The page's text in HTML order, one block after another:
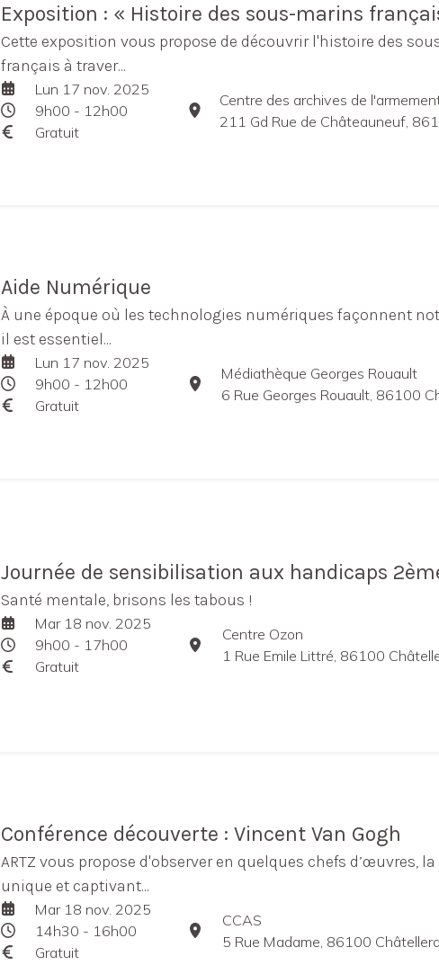
Exposition : « Histoire des sous-marins
Cette exposition vous propose de découvrir l'histoire des
français à traver...
Lun 17 nov. 2025
9h00 - 12h00
Gratuit
211 Gd Rue de Châteauneuf, 86100
Aide Numérique
À une époque où les technologies numériques façonnent
il est essentiel...
Lun 17 nov. 2025
9h00 - 12h00
Gratuit
Médiathèque Georges Rouault
6 Rue Georges Rouault, 86100
Journée de sensibilisation aux handicaps
Santé mentale, brisons les tabous !
Mar 18 nov. 2025
9h00 - 17h00
Gratuit
Centre Ozon
1 Rue Emile Littré, 86100
Conférence découverte : Vincent Van Gogh
ARTZ vous propose d'observer en quelques chefs d’œuvres,
unique et captivant...
Mar 18 nov. 2025
14h30 - 16h00
Gratuit
CCAS
5 Rue Madame, 86100